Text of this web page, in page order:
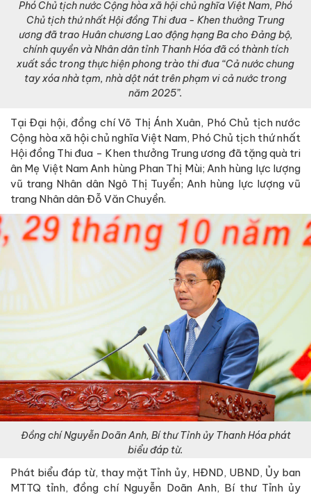
Phó Chủ tịch nước Cộng hòa xã hội chủ nghĩa Việt Nam, Phó
Chủ tịch thứ nhất Hội đồng Thi đua - Khen thưởng Trung
ương đã trao Huân chương Lao động hạng Ba cho Đảng bộ,
chính quyền và Nhân dân tỉnh Thanh Hóa đã có thành tích
xuất sắc trong thực hiện phong trào thi đua “Cả nước chung
tay xóa nhà tạm, nhà dột nát trên phạm vi cả nước trong
năm 2025”.
Tại Đại hội, đồng chí Võ Thị Ánh Xuân, Phó Chủ tịch nước
Cộng hòa xã hội chủ nghĩa Việt Nam, Phó Chủ tịch thứ nhất
Hội đồng Thi đua - Khen thưởng Trung ương đã tặng quà tri
ân Mẹ Việt Nam Anh hùng Phan Thị Mùi; Anh hùng lực lượng
vũ trang Nhân dân Ngô Thị Tuyển; Anh hùng lực lượng vũ
trang Nhân dân Đỗ Văn Chuyền.
Đồng chí Nguyễn Doãn Anh, Bí thư Tỉnh ủy Thanh Hóa phát
biểu đáp từ.
Phát biểu đáp từ, thay mặt Tỉnh ủy, HĐND, UBND, Ủy ban
MTTQ tỉnh, đồng chí Nguyễn Doãn Anh, Bí thư Tỉnh ủy